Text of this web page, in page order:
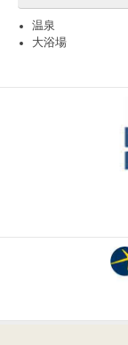
温泉
大浴場